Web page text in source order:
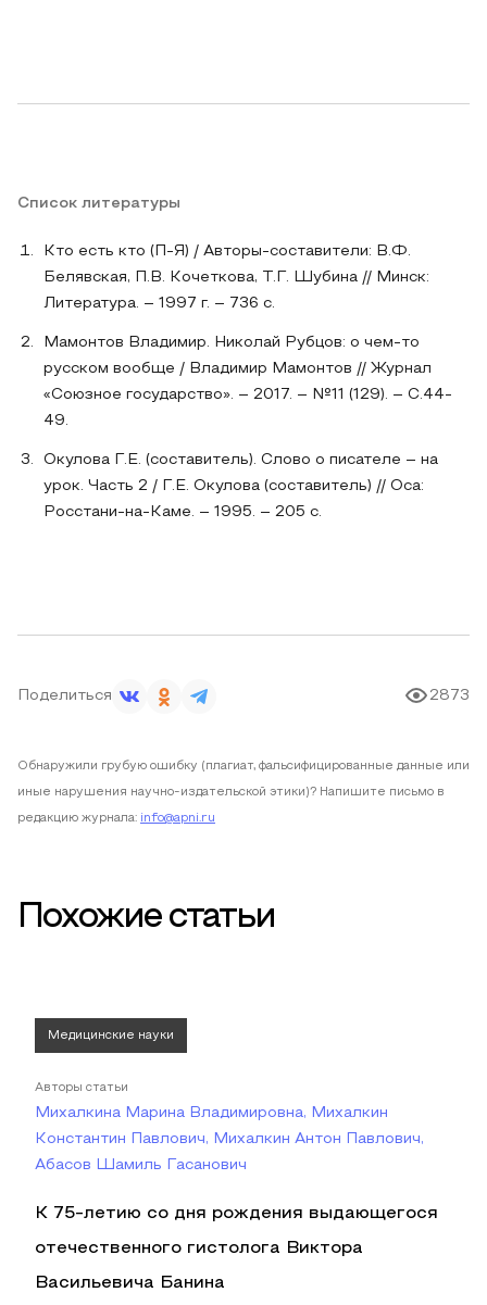
Список литературы
Кто есть кто (П-Я) / Авторы-составители: В.Ф.
Белявская, П.В. Кочеткова, Т.Г. Шубина // Минск:
Литература. – 1997 г. – 736 с.
Мамонтов Владимир. Николай Рубцов: о чем-то
русском вообще / Владимир Мамонтов // Журнал
«Союзное государство». – 2017. – №11 (129). – С.44-
49.
Окулова Г.Е. (составитель). Слово о писателе – на
урок. Часть 2 / Г.Е. Окулова (составитель) // Оса:
Росстани-на-Каме. – 1995. – 205 с.
Поделиться 2873
Обнаружили грубую ошибку (плагиат, фальсифицированные данные или
иные нарушения научно-издательской этики)? Напишите письмо в
редакцию журнала: info@apni.ru
Похожие статьи
Медицинские науки
Авторы статьи
Михалкина Марина Владимировна, Михалкин
Константин Павлович, Михалкин Антон Павлович,
Абасов Шамиль Гасанович
К 75-летию со дня рождения выдающегося
отечественного гистолога Виктора
Васильевича Банина